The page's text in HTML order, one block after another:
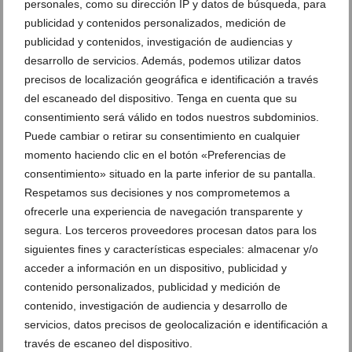
personales, como su dirección IP y datos de búsqueda, para
publicidad y contenidos personalizados, medición de
publicidad y contenidos, investigación de audiencias y
desarrollo de servicios. Además, podemos utilizar datos
precisos de localización geográfica e identificación a través
del escaneado del dispositivo. Tenga en cuenta que su
consentimiento será válido en todos nuestros subdominios.
Puede cambiar o retirar su consentimiento en cualquier
momento haciendo clic en el botón «Preferencias de
consentimiento» situado en la parte inferior de su pantalla.
Respetamos sus decisiones y nos comprometemos a
ofrecerle una experiencia de navegación transparente y
segura. Los terceros proveedores procesan datos para los
siguientes fines y características especiales: almacenar y/o
acceder a información en un dispositivo, publicidad y
contenido personalizados, publicidad y medición de
contenido, investigación de audiencia y desarrollo de
servicios, datos precisos de geolocalización e identificación a
través de escaneo del dispositivo.
Hito histórico del Club Natació Dénia en el
Campeonato de España Infantil
21 de julio de 2026